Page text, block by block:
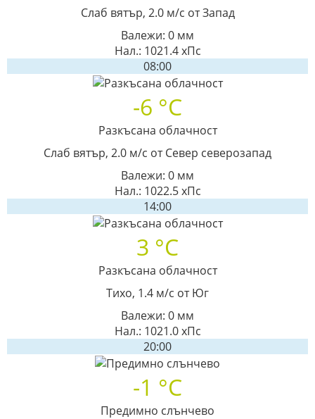
Слаб вятър, 2.0 м/с от Запад
Валежи: 0 мм
Нал.: 1021.4 хПс
08:00
-6 °C
Разкъсана облачност
Слаб вятър, 2.0 м/с от Север северозапад
Валежи: 0 мм
Нал.: 1022.5 хПс
14:00
3 °C
Разкъсана облачност
Тихо, 1.4 м/с от Юг
Валежи: 0 мм
Нал.: 1021.0 хПс
20:00
-1 °C
Предимно слънчево